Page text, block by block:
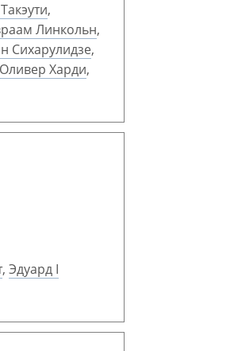
,
Линкольн,
Сихарулидзе,
Оливер Харди,
, Эдуард I